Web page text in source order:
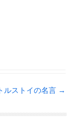
ルストイの名言 →